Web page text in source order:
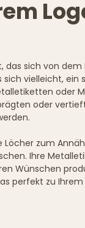
das sich von
vielleicht, ein
oder
oder
Löcher zum
Ihre
Wünschen
perfekt zu